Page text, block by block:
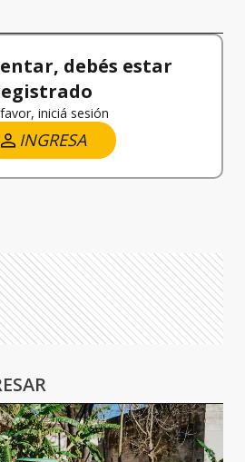
debés estar
iniciá sesión
INGRESA